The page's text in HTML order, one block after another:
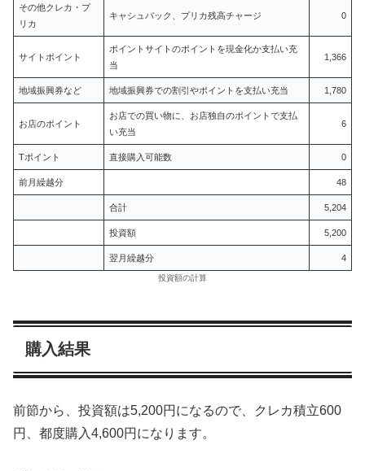
その他クレカ・プ
リカ
キャシュバック、プリカ残高チャージ 0
サイトポイント
ポイントサイトのポイントを現金化か支払い充
当
1,366
地域振興券など 地域振興券での割引やポイントを支払い充当 1,780
お店のポイント
お店での買い物に、お店独自のポイントで支払
い充当
6
Tポイント 直接購入可能数 0
前月繰越分 48
合計 5,204
投資額 5,200
翌月繰越分 4
投資額の計算
購入結果
前節から、投資額は5,200円になるので、クレカ積立600
円、都度購入4,600円になります。